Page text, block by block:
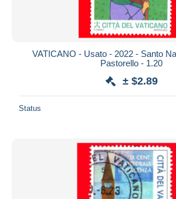
VATICANO - Usato - 2022 - Santo
Pastorello - 1.20
± $2.89
Status